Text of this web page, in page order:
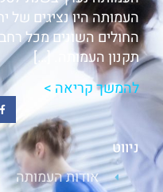
העמותה היו נציגים של
החולים השונים מכל
תקנון העמותה. […]
להמשך קריאה >
ניווט
אודות העמותה